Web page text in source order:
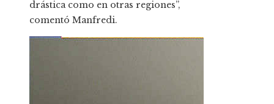
drástica como en otras regiones”,
comentó Manfredi.